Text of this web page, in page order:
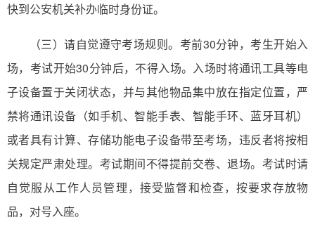
快到公安机关补办临时身份证。
（三）请自觉遵守考场规则。考前30分钟，考生开始入
场，考试开始30分钟后，不得入场。入场时将通讯工具等电
子设备置于关闭状态，并与其他物品集中放在指定位置，严
禁将通讯设备（如手机、智能手表、智能手环、蓝牙耳机）
或者具有计算、存储功能电子设备带至考场，违反者将按相
关规定严肃处理。考试期间不得提前交卷、退场。考试时请
自觉服从工作人员管理，接受监督和检查，按要求存放物
品，对号入座。